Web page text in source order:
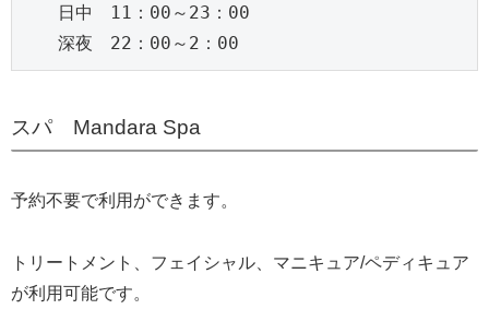
日中　11：00～23：00
深夜　22：00～2：00
スパ Mandara Spa
予約不要で利用ができます。
トリートメント、フェイシャル、マニキュア/ペディキュア
が利用可能です。